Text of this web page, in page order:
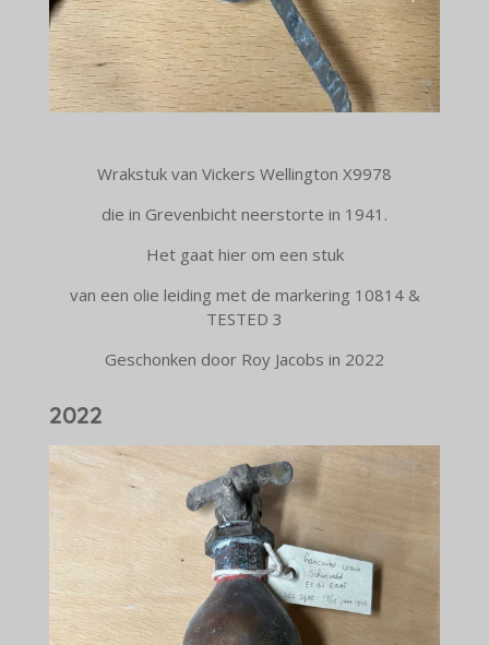
Wrakstuk van Vickers Wellington X9978
die in Grevenbicht neerstorte in 1941.
Het gaat hier om een stuk
van een olie leiding met de markering 10814 &
TESTED 3
Geschonken door Roy Jacobs in 2022
2022